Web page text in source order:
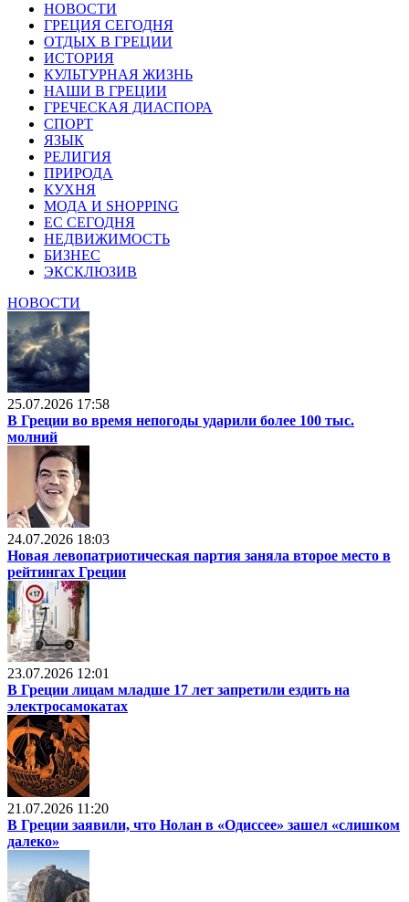
НОВОСТИ
ГРЕЦИЯ СЕГОДНЯ
ОТДЫХ В ГРЕЦИИ
ИСТОРИЯ
КУЛЬТУРНАЯ ЖИЗНЬ
НАШИ В ГРЕЦИИ
ГРЕЧЕСКАЯ ДИАСПОРА
СПОРТ
ЯЗЫК
РЕЛИГИЯ
ПРИРОДА
КУХНЯ
МОДА И SHOPPING
ЕС СЕГОДНЯ
НЕДВИЖИМОСТЬ
БИЗНЕС
ЭКСКЛЮЗИВ
НОВОСТИ
25.07.2026 17:58
В Греции во время непогоды ударили более 100 тыс.
молний
24.07.2026 18:03
Новая левопатриотическая партия заняла второе место в
рейтингах Греции
23.07.2026 12:01
В Греции лицам младше 17 лет запретили ездить на
электросамокатах
21.07.2026 11:20
В Греции заявили, что Нолан в «Одиссее» зашел «слишком
далеко»